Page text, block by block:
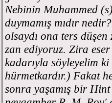
Nebinin Muhammed
duymamış mıdır
olsaydı ona ters
zan ediyoruz. Zira
kadarıyla söyleyelim
hürmetkardır.) Fakat
sonra yaşamış bir